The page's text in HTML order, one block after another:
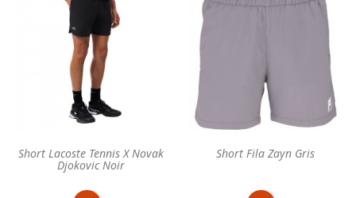
Short Lacoste Tennis X Novak
Djokovic Noir
Short Fila Zayn Gris